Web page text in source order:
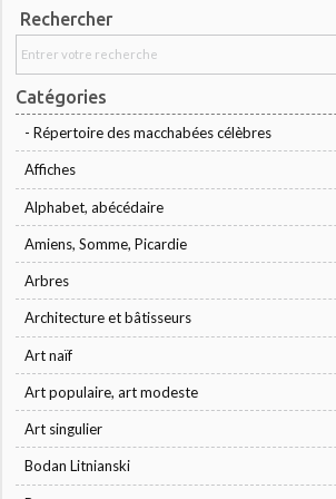
Rechercher
Catégories
- Répertoire des macchabées célèbres
Affiches
Alphabet, abécédaire
Amiens, Somme, Picardie
Arbres
Architecture et bâtisseurs
Art naïf
Art populaire, art modeste
Art singulier
Bodan Litnianski